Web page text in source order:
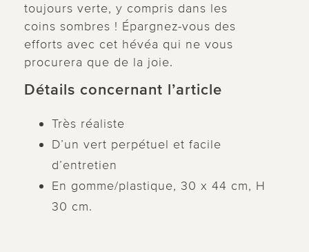
toujours verte, y compris dans les
coins sombres ! Épargnez-vous des
efforts avec cet hévéa qui ne vous
procurera que de la joie.
Détails concernant l’article
Très réaliste
D’un vert perpétuel et facile
d’entretien
En gomme/plastique, 30 x 44 cm, H
30 cm.